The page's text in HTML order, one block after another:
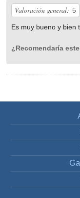
Valoración general: 5
Es muy bueno y bien
¿Recomendaría